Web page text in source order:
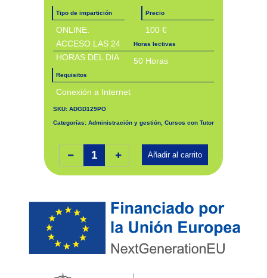
Tipo de impartición
ONLINE.
ACCESO LAS 24
HORAS DEL DIA
Precio
100 €
Horas lectivas
50 Horas
Requisitos
Conexión a Internet
SKU: ADGD129PO
Categorías: Administración y gestión, Cursos con Tutor
Gestión de recursos humanos. ADGD129PO cantidad
Añadir al carrito